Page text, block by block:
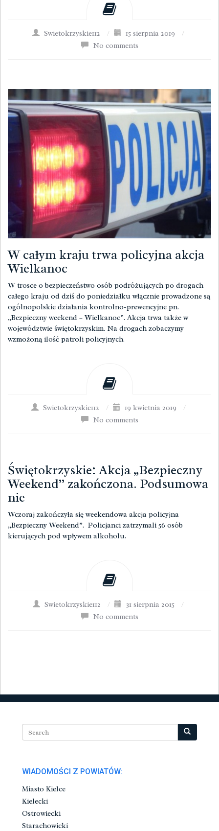
Swietokrzyskie112 / 15 sierpnia 2019
/
No comments
W całym kraju trwa policyjna akcja
Wielkanoc
W trosce o bezpieczeństwo osób podróżujących po drogach
całego kraju od dziś do poniedziałku włącznie prowadzone są
ogólnopolskie działania kontrolno-prewencyjne pn.
„Bezpieczny weekend – Wielkanoc”. Akcja trwa także w
województwie świętokrzyskim. Na drogach zobaczymy
wzmożoną ilość patroli policyjnych.
Swietokrzyskie112 / 19 kwietnia 2019
/
No comments
Świętokrzyskie: Akcja „Bezpieczny
Weekend” zakończona. Podsumowa
nie
Wczoraj zakończyła się weekendowa akcja policyjna
„Bezpieczny Weekend”. Policjanci zatrzymali 56 osób
kierujących pod wpływem alkoholu.
Swietokrzyskie112 / 31 sierpnia 2015
/
No comments
WIADOMOŚCI Z POWIATÓW:
Miasto Kielce
Kielecki
Ostrowiecki
Starachowicki